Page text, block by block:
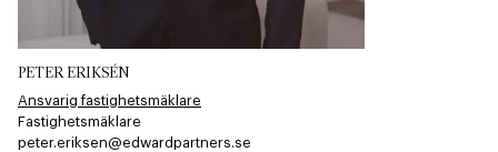
PETER ERIKSÉN
Ansvarig fastighetsmäklare
Fastighetsmäklare
peter.eriksen@edwardpartners.se